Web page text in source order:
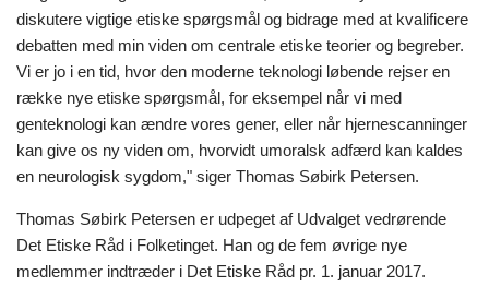
diskutere vigtige etiske spørgsmål og bidrage med at kvalificere
debatten med min viden om centrale etiske teorier og begreber.
Vi er jo i en tid, hvor den moderne teknologi løbende rejser en
række nye etiske spørgsmål, for eksempel når vi med
genteknologi kan ændre vores gener, eller når hjernescanninger
kan give os ny viden om, hvorvidt umoralsk adfærd kan kaldes
en neurologisk sygdom," siger Thomas Søbirk Petersen.
Thomas Søbirk Petersen er udpeget af Udvalget vedrørende
Det Etiske Råd i Folketinget. Han og de fem øvrige nye
medlemmer indtræder i Det Etiske Råd pr. 1. januar 2017.